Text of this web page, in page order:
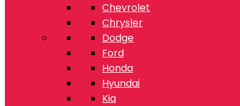
Chevrolet
Chrysler
Dodge
Ford
Honda
Hyundai
Kia